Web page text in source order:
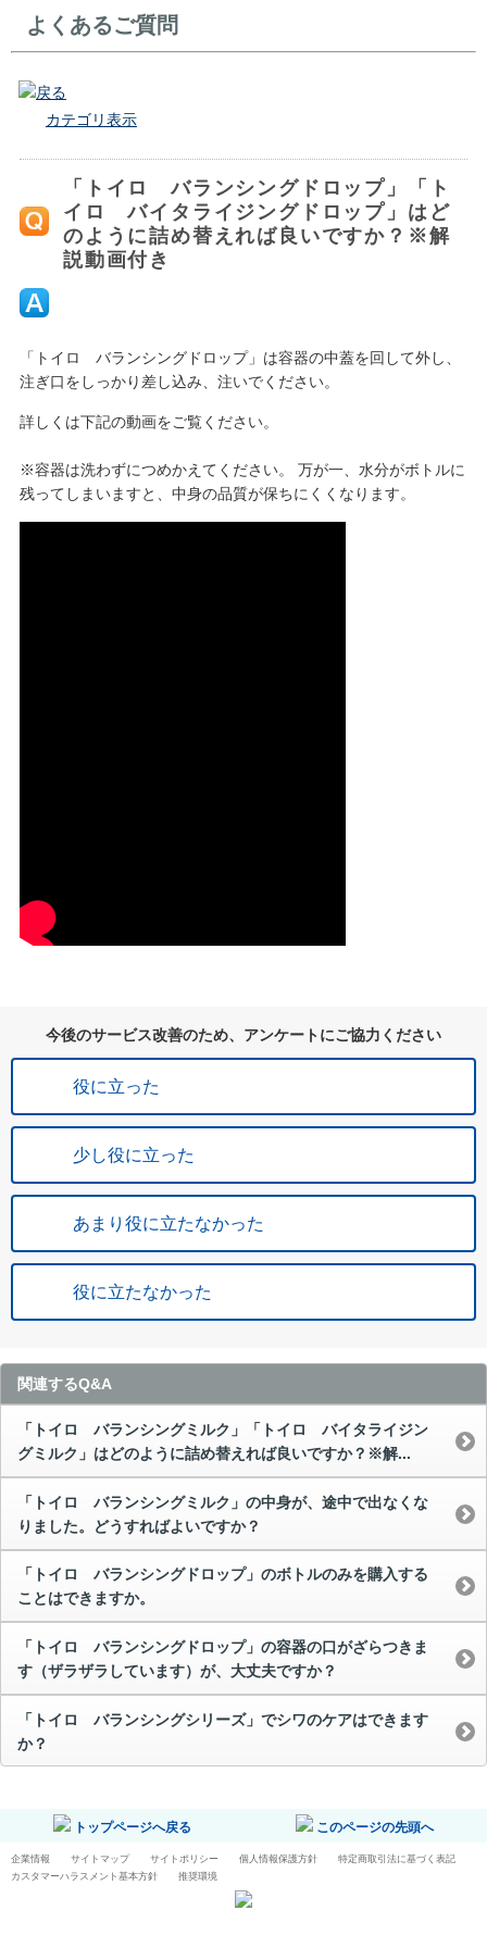
よくあるご質問
戻る
カテゴリ表示
「トイロ バランシングドロップ」「ト
イロ バイタライジングドロップ」はど
のように詰め替えれば良いですか？※解
説動画付き
「トイロ バランシングドロップ」は容器の中蓋を回して外し、
注ぎ口をしっかり差し込み、注いでください。
詳しくは下記の動画をご覧ください。
※容器は洗わずにつめかえてください。 万が一、水分がボトルに
残ってしまいますと、中身の品質が保ちにくくなります。
今後のサービス改善のため、アンケートにご協力ください
役に立った
少し役に立った
あまり役に立たなかった
役に立たなかった
関連するQ&A
「トイロ バランシングミルク」「トイロ バイタライジン
グミルク」はどのように詰め替えれば良いですか？※解...
「トイロ バランシングミルク」の中身が、途中で出なくな
りました。どうすればよいですか？
「トイロ バランシングドロップ」のボトルのみを購入する
ことはできますか。
「トイロ バランシングドロップ」の容器の口がざらつきま
す（ザラザラしています）が、大丈夫ですか？
「トイロ バランシングシリーズ」でシワのケアはできます
か？
トップページへ戻る このページの先頭へ
企業情報 サイトマップ サイトポリシー 個人情報保護方針
特定商取引法に基づく表記
カスタマーハラスメント基本方針
推奨環境